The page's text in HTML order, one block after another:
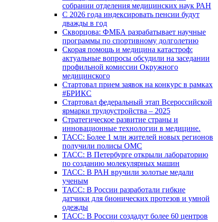
собрании отделения медицинских наук РАН
С 2026 года индексировать пенсии будут
дважды в год
Скворцова: ФМБА разрабатывает научные
программы по спортивному долголетию
Скорая помощь и медицина катастроф:
актуальные вопросы обсудили на заседании
профильной комиссии Окружного
медицинского
Стартовал прием заявок на конкурс в рамках
#БРИКС
Стартовал федеральный этап Всероссийской
ярмарки трудоустройства – 2025
Стратегическое развитие страны и
инновационные технологии в медицине.
ТАСС: Более 1 млн жителей новых регионов
получили полисы ОМС
ТАСС: В Петербурге открыли лабораторию
по созданию молекулярных машин
ТАСС: В РАН вручили золотые медали
ученым
ТАСС: В России разработали гибкие
датчики для бионических протезов и умной
одежды
ТАСС: В России создадут более 60 центров